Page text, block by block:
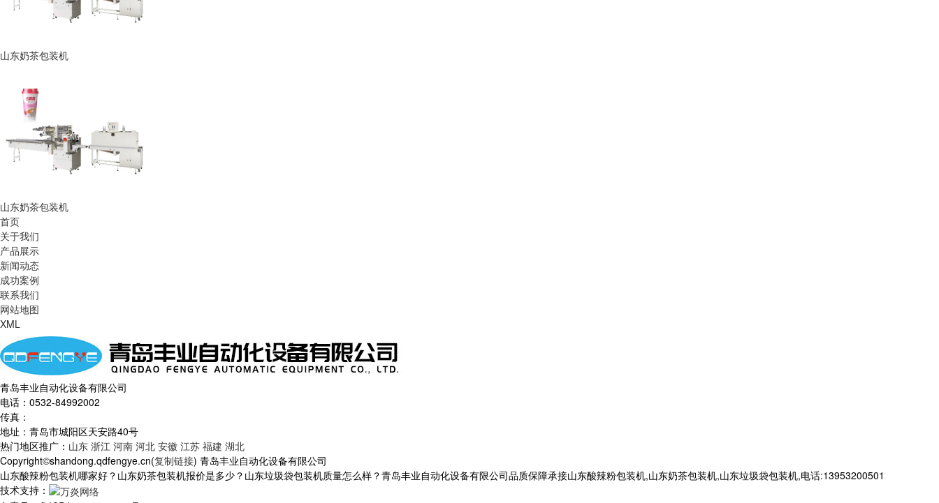
山东奶茶包装机
山东奶茶包装机
首页
关于我们
产品展示
新闻动态
成功案例
联系我们
网站地图
XML
青岛丰业自动化设备有限公司
电话：0532-84992002
传真：
地址：青岛市城阳区天安路40号
热门地区推广： 山东 浙江 河南 河北 安徽 江苏 福建 湖北
Copyright©shandong.qdfengye.cn(复制链接) 青岛丰业自动化设备有限公司
山东酸辣粉包装机哪家好？山东奶茶包装机报价是多少？山东垃圾袋包装机质量怎么样？青岛丰业自动化设备有限公司品质保障承接山东酸辣粉包装机,山东奶茶包装机,山东垃圾袋包装机,电话:13953200501
技术支持：